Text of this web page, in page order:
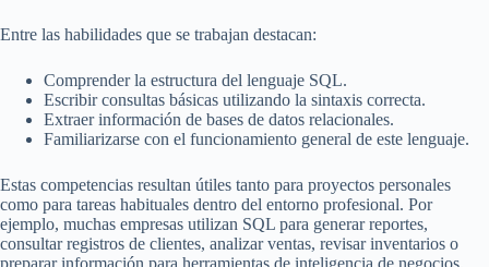
Entre las habilidades que se trabajan destacan:
Comprender la estructura del lenguaje SQL.
Escribir consultas básicas utilizando la sintaxis correcta.
Extraer información de bases de datos relacionales.
Familiarizarse con el funcionamiento general de este lenguaje.
Estas competencias resultan útiles tanto para proyectos personales
como para tareas habituales dentro del entorno profesional. Por
ejemplo, muchas empresas utilizan SQL para generar reportes,
consultar registros de clientes, analizar ventas, revisar inventarios o